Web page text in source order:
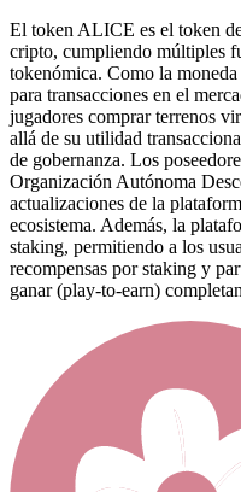
El token ALICE es el token
cripto, cumpliendo múltiples
tokenómica. Como la
para transacciones en el
jugadores comprar terrenos
allá de su utilidad
de gobernanza. Los
Organización Autónoma
actualizaciones de la
ecosistema. Además, la
staking, permitiendo a los
recompensas por staking y
ganar (play-to-earn)